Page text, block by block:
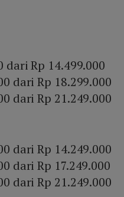
dari Rp 14.499.000
dari Rp 18.299.000
dari Rp 21.249.000
dari Rp 14.249.000
dari Rp 17.249.000
dari Rp 21.249.000